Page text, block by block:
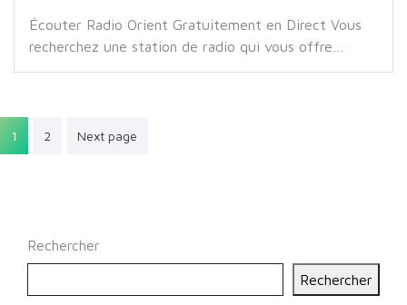
Écouter Radio Orient Gratuitement en Direct Vous
recherchez une station de radio qui vous offre…
Pagination
1 2 Next page
Rechercher
Rechercher